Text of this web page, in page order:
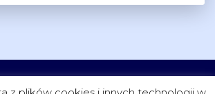
PROJEKTY KONTAKT